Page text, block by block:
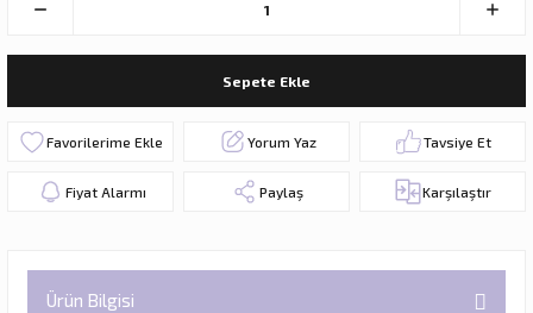
Sepete Ekle
Yorum Yaz Tavsiye Et
Fiyat Alarmı Paylaş Karşılaştır
Ürün Bilgisi